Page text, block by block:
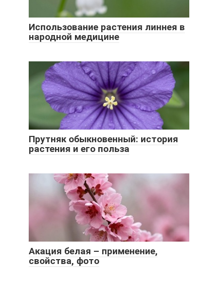
Использование растения линнея в
народной медицине
Прутняк обыкновенный: история
растения и его польза
Акация белая – применение,
свойства, фото